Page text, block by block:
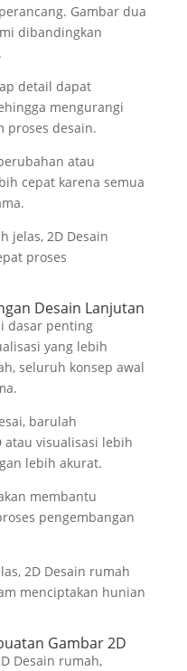
Gambar dua
dibandingkan
detail dapat
mengurangi
proses desain.
atau
cepat karena semua
jelas, 2D Desain
proses
Desain Lanjutan
dasar penting
yang lebih
seluruh konsep awal
barulah
atau visualisasi lebih
lebih akurat.
membantu
pengembangan
2D Desain rumah
menciptakan hunian
Gambar 2D
Desain rumah,